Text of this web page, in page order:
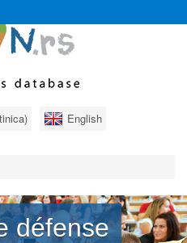
English
défense